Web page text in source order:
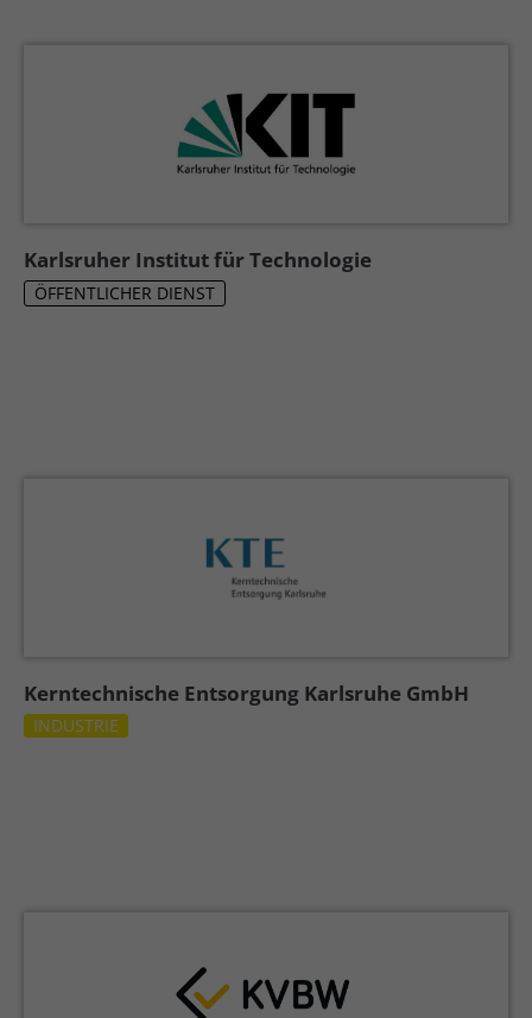
Karlsruher Institut für Technologie
ÖFFENTLICHER DIENST
Kerntechnische Entsorgung Karlsruhe GmbH
INDUSTRIE